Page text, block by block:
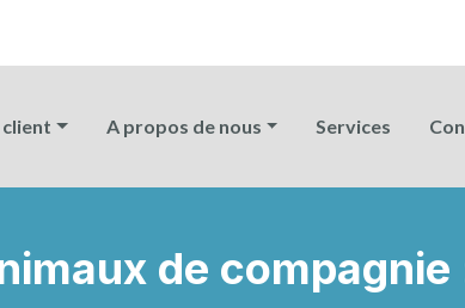
A propos de nous Services
de